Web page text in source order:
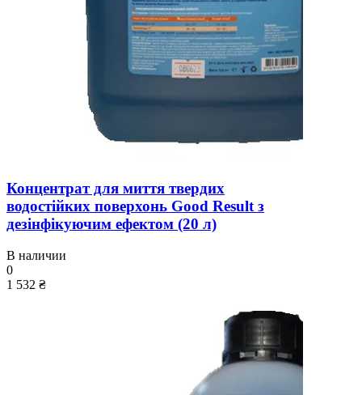
Концентрат для миття твердих
водостійких поверхонь Good Result з
дезінфікуючим ефектом (20 л)
В наличии
0
1 532 ₴